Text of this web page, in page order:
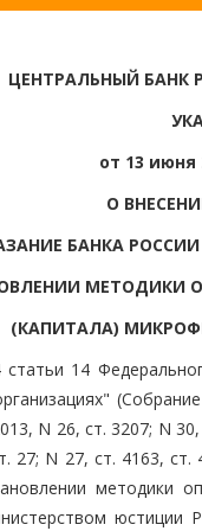
ЦЕНТРАЛЬНЫЙ БАНК
от 13 июня
О
БАНКА
МЕТОДИКИ
(КАПИТАЛА)
статьи 14
N 26, ст. 3207; N
27; N 27, ст. 4163,
методики